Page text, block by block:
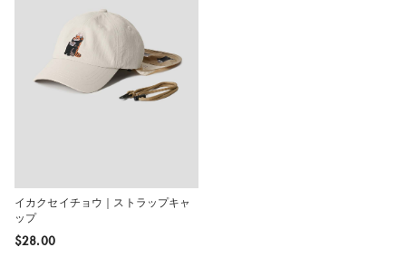
イカクセイチョウ｜ストラップキャ
ップ
$‌28.00